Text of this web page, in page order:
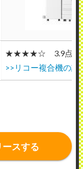
★★★★☆ 3.9点
>>リコー複合機の評
スする